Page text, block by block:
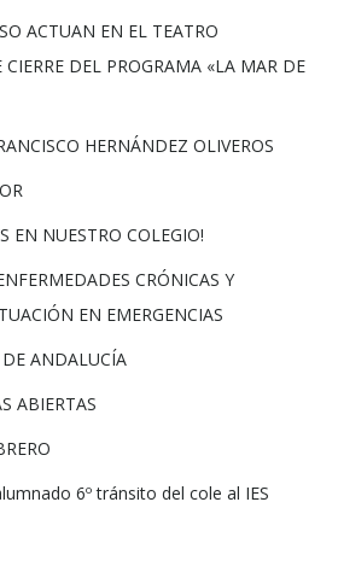
ACTUAN EN EL TEATRO
DEL PROGRAMA «LA MAR DE
HERNÁNDEZ OLIVEROS
EN NUESTRO COLEGIO!
CRÓNICAS Y
EN EMERGENCIAS
ANDALUCÍA
ABIERTAS
6º tránsito del cole al IES